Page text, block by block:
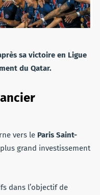
sa victoire en Ligue
du Qatar.
vers le Paris Saint-
grand investissement
dans l’objectif de